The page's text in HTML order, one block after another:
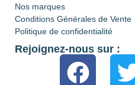
Nos marques
Conditions Générales de Vente
Politique de confidentialité
Rejoignez-nous sur :